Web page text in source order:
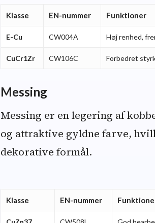
Klasse EN-nummer Funktioner
E-Cu CW004A Høj renhed,
CuCr1Zr CW106C Forbedret
Messing
Messing er en legering af
og attraktive gyldne farve,
dekorative formål.
Klasse EN-nummer